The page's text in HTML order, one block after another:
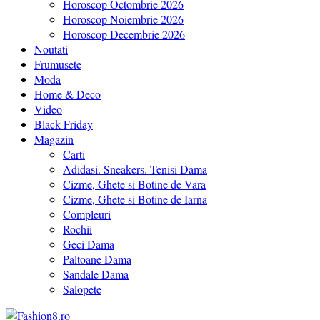
Horoscop Octombrie 2026
Horoscop Noiembrie 2026
Horoscop Decembrie 2026
Noutati
Frumusete
Moda
Home & Deco
Video
Black Friday
Magazin
Carti
Adidasi. Sneakers. Tenisi Dama
Cizme, Ghete si Botine de Vara
Cizme, Ghete si Botine de Iarna
Compleuri
Rochii
Geci Dama
Paltoane Dama
Sandale Dama
Salopete